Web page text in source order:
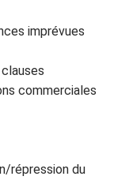
imprévues
commerciales
répression du